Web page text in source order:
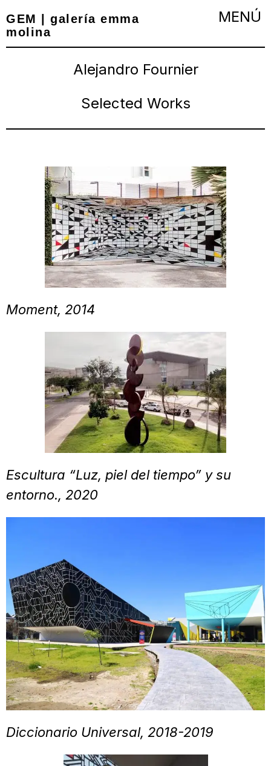
GEM | galería emma
molina
Alejandro Fournier
Selected Works
Moment, 2014
Escultura “Luz, piel del tiempo” y su
entorno., 2020
Diccionario Universal, 2018-2019